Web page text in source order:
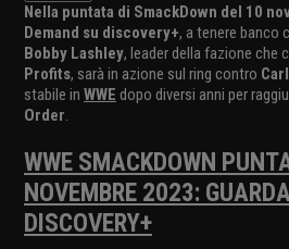
Nella puntata di SmackDown del 10
Demand su discovery+, a tenere banco
Bobby Lashley, leader della fazione che
Profits, sarà in azione sul ring contro
stabile in WWE dopo diversi anni per
Order.
WWE SMACKDOWN
NOVEMBRE 2023:
DISCOVERY+